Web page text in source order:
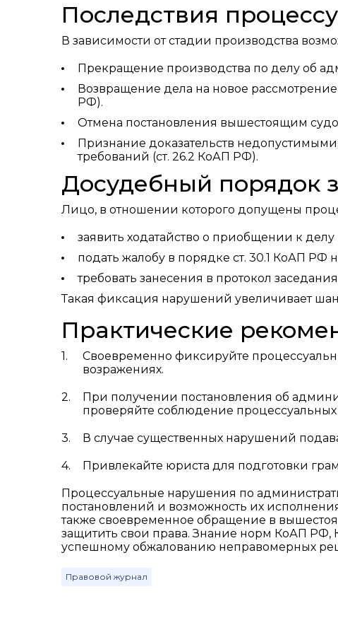
Последствия
В зависимости от стадии производства
Прекращение производства по делу об
Возвращение дела на новое
РФ).
Отмена постановления вышестоящим
Признание доказательств
требований (ст. 26.2 КоАП РФ).
Досудебный порядок
Лицо, в отношении которого допущены
заявить ходатайство о приобщении к
подать жалобу в порядке ст. 30.1 КоАП РФ
требовать занесения в протокол
Такая фиксация нарушений увеличивает
Практические
Своевременно фиксируйте
возражениях.
При получении постановления об
проверяйте соблюдение
В случае существенных нарушений
Привлекайте юриста для подготовки
Процессуальные нарушения по
постановлений и возможность их
также своевременное обращение в
защитить свои права. Знание норм КоАП
успешному обжалованию неправомерных
Правовой журнал